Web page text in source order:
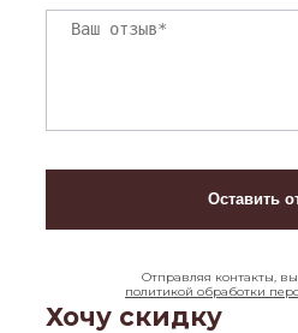
Отправляя контакты, вы
политикой обработки
Хочу скидку